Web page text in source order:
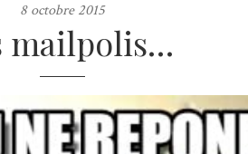
8 octobre 2015
mailpolis…